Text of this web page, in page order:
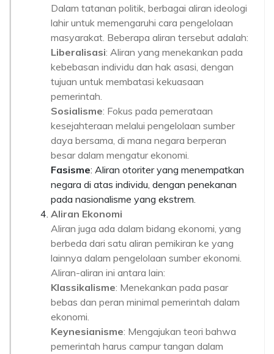
Dalam tatanan politik, berbagai aliran ideologi
lahir untuk memengaruhi cara pengelolaan
masyarakat. Beberapa aliran tersebut adalah:
Liberalisasi: Aliran yang menekankan pada
kebebasan individu dan hak asasi, dengan
tujuan untuk membatasi kekuasaan
pemerintah.
Sosialisme: Fokus pada pemerataan
kesejahteraan melalui pengelolaan sumber
daya bersama, di mana negara berperan
besar dalam mengatur ekonomi.
Fasisme: Aliran otoriter yang menempatkan
negara di atas individu, dengan penekanan
pada nasionalisme yang ekstrem.
Aliran Ekonomi
Aliran juga ada dalam bidang ekonomi, yang
berbeda dari satu aliran pemikiran ke yang
lainnya dalam pengelolaan sumber ekonomi.
Aliran-aliran ini antara lain:
Klassikalisme: Menekankan pada pasar
bebas dan peran minimal pemerintah dalam
ekonomi.
Keynesianisme: Mengajukan teori bahwa
pemerintah harus campur tangan dalam